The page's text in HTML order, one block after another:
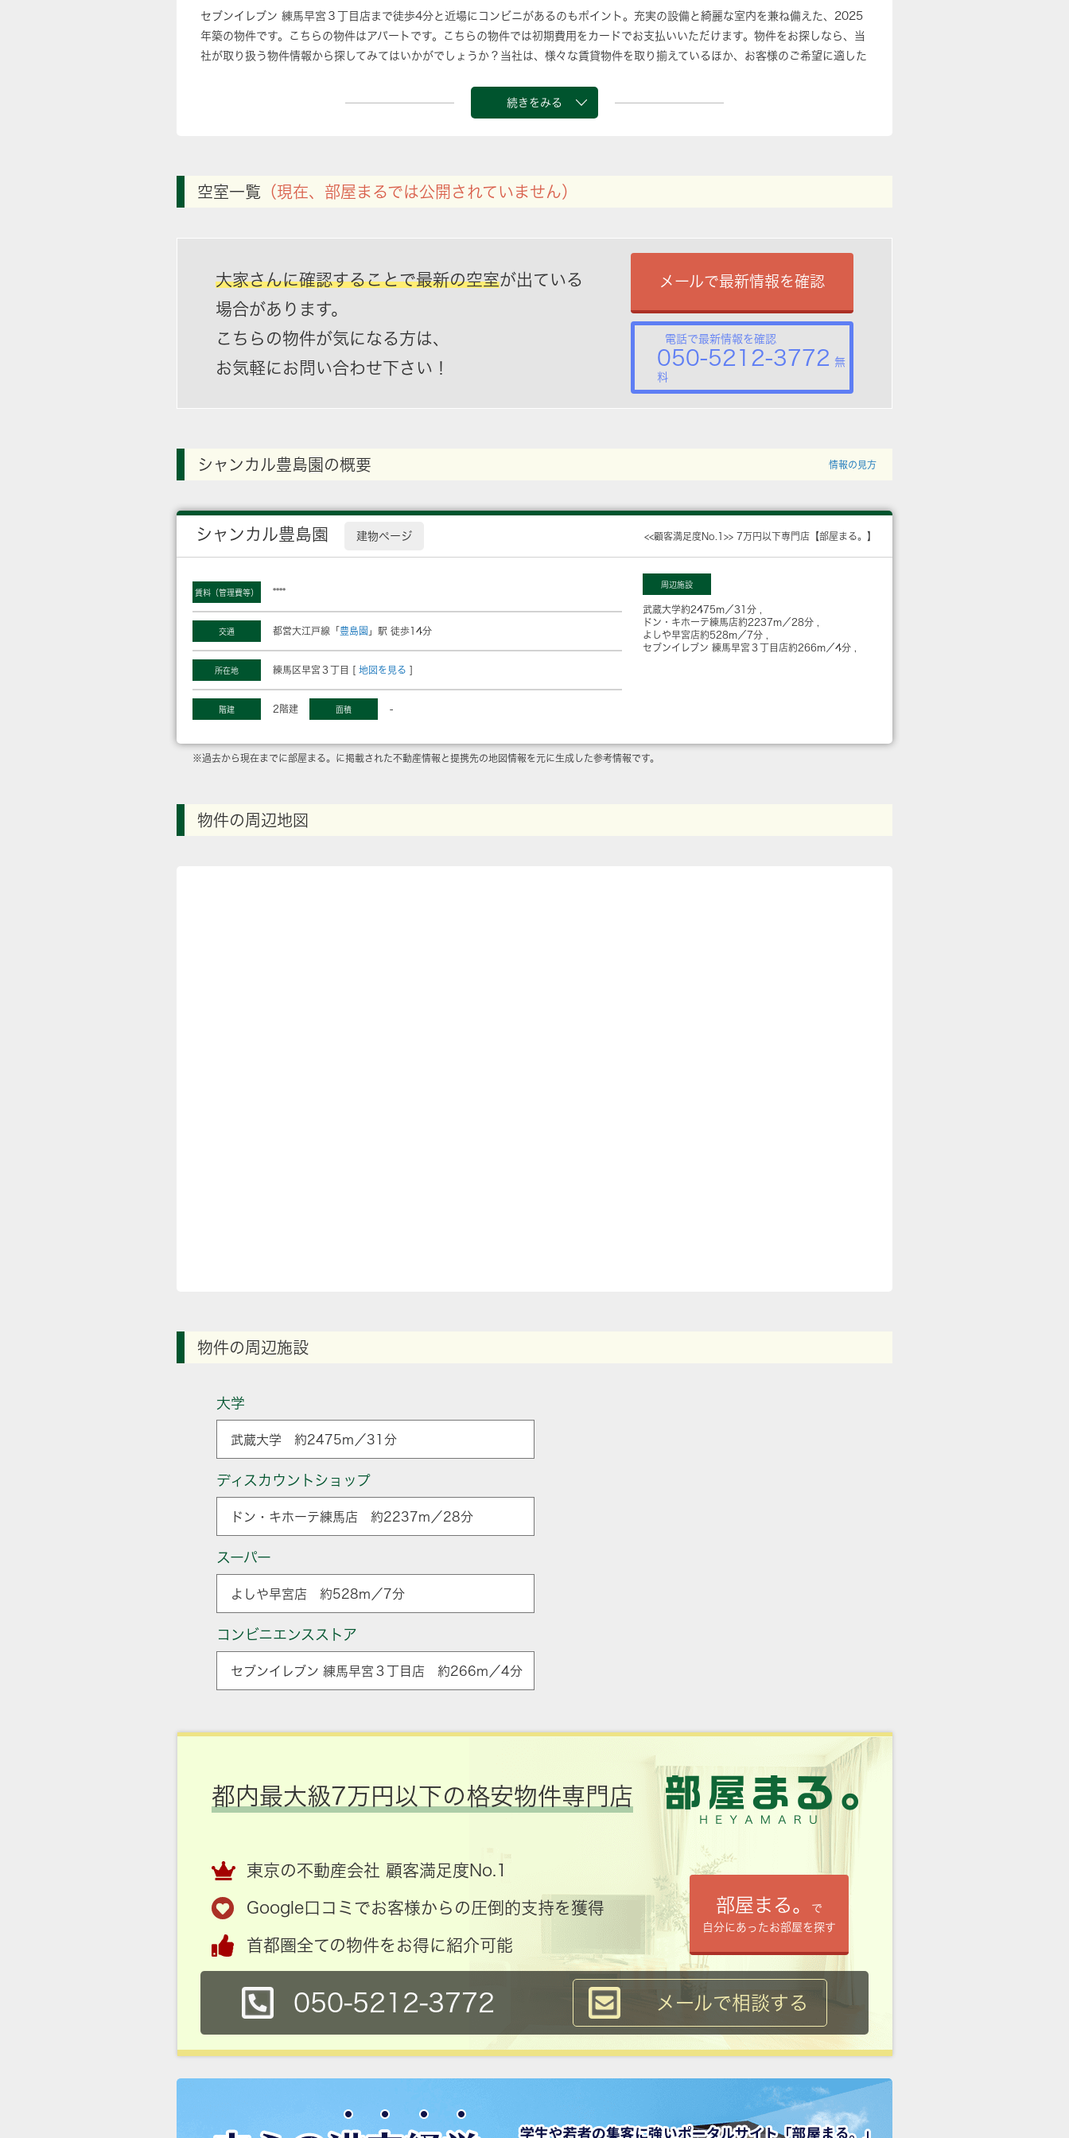
セブンイレブン 練馬早宮３丁目店まで徒歩4分と近場にコンビニがあるのもポイント。充実の設備と綺麗な室内を兼ね備えた、2025
年築の物件です。こちらの物件はアパートです。こちらの物件では初期費用をカードでお支払いいただけます。物件をお探しなら、当
社が取り扱う物件情報から探してみてはいかがでしょうか？当社は、様々な賃貸物件を取り揃えているほか、お客様のご希望に適した
続きをみる
空室一覧 （現在、部屋まるでは公開されていません）
大家さんに確認することで最新の空室が出ている
場合があります。
こちらの物件が気になる方は、
お気軽にお問い合わせ下さい！
メールで最新情報を確認
電話で最新情報を確認
050-5212-3772 無
料
シャンカル豊島園の概要 情報の見方
シャンカル豊島園 建物ページ <<顧客満足度No.1>> 7万円以下専門店【部屋まる。】
賃料（管理費等） ****
交通 都営大江戸線「 豊島園 」駅 徒歩14分
所在地 練馬区早宮３丁目 [ 地図を見る ]
階建 2階建 面積 -
周辺施設
武蔵大学約2475m／31分
ドン・キホーテ練馬店約2237m／28分
よしや早宮店約528m／7分
セブンイレブン 練馬早宮３丁目店約266m／4分
※過去から現在までに部屋まる。に掲載された不動産情報と提携先の地図情報を元に生成した参考情報です。
物件の周辺地図
物件の周辺施設
大学
武蔵大学 約2475m／31分
ディスカウントショップ
ドン・キホーテ練馬店 約2237m／28分
スーパー
よしや早宮店 約528m／7分
コンビニエンスストア
セブンイレブン 練馬早宮３丁目店 約266m／4分
都内最大級7万円以下の格安物件専門店
東京の不動産会社 顧客満足度No.1
Google口コミでお客様からの圧倒的支持を獲得
首都圏全ての物件をお得に紹介可能
部屋まる。
で
自分にあったお部屋を探す
050-5212-3772 メールで相談する